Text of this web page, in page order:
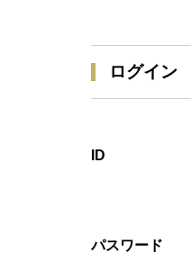
ログイン
ID
パスワード